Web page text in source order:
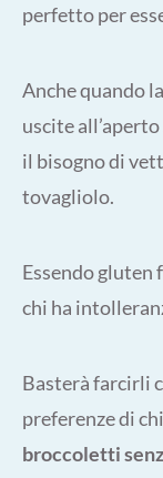
perfetto per
Anche quando
uscite
il bisogno di
tovagliolo.
Essendo gluten
chi ha
Basterà farcirli
preferenze di
broccoletti